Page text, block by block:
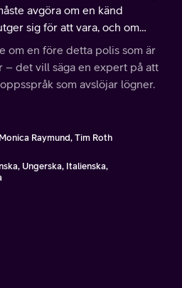
avgöra om en känd
sig för att vara, och om
är sann.
om en före detta polis som är
– det vill säga en expert på att
som avslöjar lögner.
Raymund, Tim Roth
Ungerska, Italienska,